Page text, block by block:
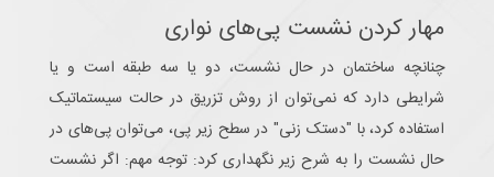
مهار کردن نشست پی‌های نواری
چنانچه ساختمان در حال نشست، دو یا سه طبقه است و یا
شرایطی دارد که نمی‌توان از روش تزریق در حالت سیستماتیک
استفاده کرد، با "دستک زنی" در سطح زیر پی، می‌توان پی‌های در
حال نشست را به شرح زیر نگهداری کرد: توجه مهم: اگر نشست